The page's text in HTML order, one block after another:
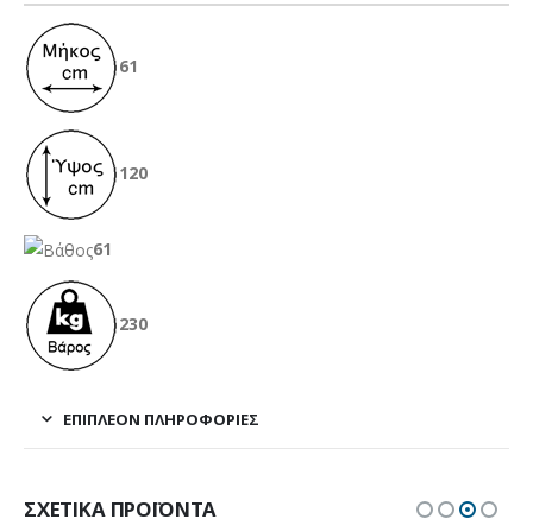
61
120
61
230
ΕΠΙΠΛΈΟΝ ΠΛΗΡΟΦΟΡΊΕΣ
ΣΧΕΤΙΚΆ ΠΡΟΪΌΝΤΑ